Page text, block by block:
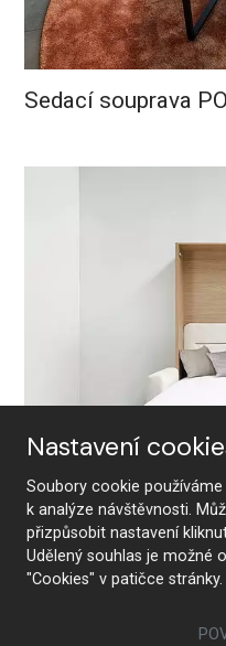
Sedací souprava
Sedací souprava
Nastavení
Soubory cookie
k analýze návštěvnosti.
přizpůsobit nastavení
Udělený souhlas je možné
"Cookies" v patičce stránky.